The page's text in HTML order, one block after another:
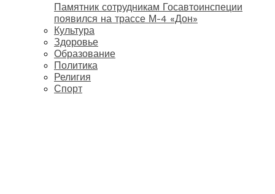
Памятник сотрудникам Госавтоинспеции
появился на трассе М-4 «Дон»
Культура
Здоровье
Образование
Политика
Религия
Спорт